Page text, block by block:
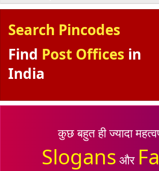
Search Pincodes
Find Post Offices in
India
कुछ बहुत ही ज्यादा
Slogans और